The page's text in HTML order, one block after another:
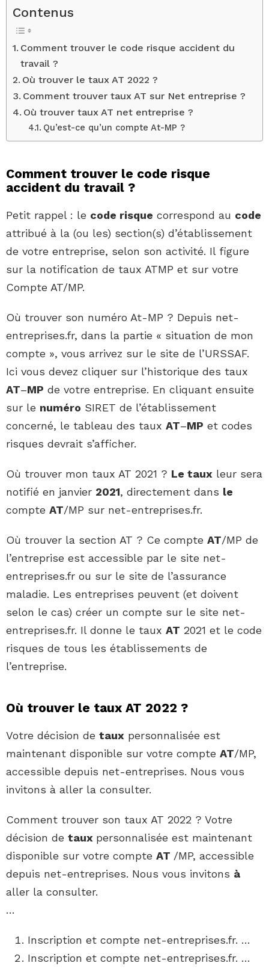
Contenus
Comment trouver le code risque accident du
travail ?
Où trouver le taux AT 2022 ?
Comment trouver taux AT sur Net entreprise ?
Où trouver taux AT net entreprise ?
Qu’est-ce qu’un compte At-MP ?
Comment trouver le code risque
accident du travail ?
Petit rappel : le code risque correspond au code
attribué à la (ou les) section(s) d’établissement
de votre entreprise, selon son activité. Il figure
sur la notification de taux ATMP et sur votre
Compte AT/MP.
Où trouver son numéro At-MP ? Depuis net-
entreprises.fr, dans la partie « situation de mon
compte », vous arrivez sur le site de l’URSSAF.
Ici vous devez cliquer sur l’historique des taux
AT–MP de votre entreprise. En cliquant ensuite
sur le numéro SIRET de l’établissement
concerné, le tableau des taux AT–MP et codes
risques devrait s’afficher.
Où trouver mon taux AT 2021 ? Le taux leur sera
notifié en janvier 2021, directement dans le
compte AT/MP sur net-entreprises.fr.
Où trouver la section AT ? Ce compte AT/MP de
l’entreprise est accessible par le site net-
entreprises.fr ou sur le site de l’assurance
maladie. Les entreprises peuvent (et doivent
selon le cas) créer un compte sur le site net-
entreprises.fr. Il donne le taux AT 2021 et le code
risques de tous les établissements de
l’entreprise.
Où trouver le taux AT 2022 ?
Votre décision de taux personnalisée est
maintenant disponible sur votre compte AT/MP,
accessible depuis net-entreprises. Nous vous
invitons à aller la consulter.
Comment trouver son taux AT 2022 ? Votre
décision de taux personnalisée est maintenant
disponible sur votre compte AT /MP, accessible
depuis net-entreprises. Nous vous invitons à
aller la consulter.
…
Inscription et compte net-entreprises.fr. …
Inscription et compte net-entreprises.fr. …